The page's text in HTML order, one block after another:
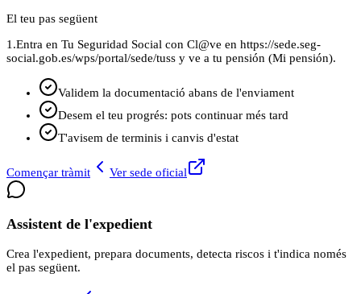
El teu pas següent
1.Entra en Tu Seguridad Social con Cl@ve en https://sede.seg-
social.gob.es/wps/portal/sede/tuss y ve a tu pensión (Mi pensión).
Validem la documentació abans de l'enviament
Desem el teu progrés: pots continuar més tard
T'avisem de terminis i canvis d'estat
Començar tràmit Ver sede oficial
Assistent de l'expedient
Crea l'expedient, prepara documents, detecta riscos i t'indica només
el pas següent.